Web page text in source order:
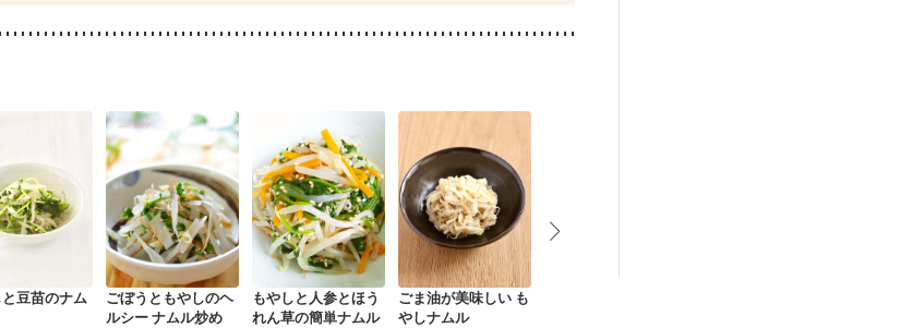
う症 関節リウマチ 低栄養予防 貧血対策 ニキビ・肌荒れ 妊活中 更年期
豆苗のナム
ごぼうともやしのヘ
ルシー ナムル炒め
もやしと人参とほう
れん草の簡単ナムル
ごま油が美味しい も
やしナムル